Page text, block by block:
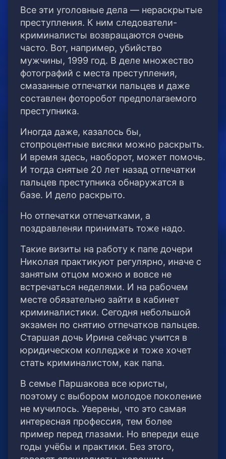
Все эти уголовные дела — нераскрытые
преступления. К ним следователи-
криминалисты возвращаются очень
часто. Вот, например, убийство
мужчины, 1999 год. В деле множество
фотографий с места преступления,
смазанные отпечатки пальцев и даже
составлен фоторобот предполагаемого
преступника.
Иногда даже, казалось бы,
стопроцентные висяки можно раскрыть.
И время здесь, наоборот, может помочь.
И тогда снятые 20 лет назад отпечатки
пальцев преступника обнаружатся в
базе. И дело раскрыто.
Но отпечатки отпечатками, а
поздравленяи принимать тоже надо.
Такие визиты на работу к папе дочери
Николая практикуют регулярно, иначе с
занятым отцом можно и вовсе не
встречаться неделями. И на рабочем
месте обязательно зайти в кабинет
криминалистики. Сегодня небольшой
экзамен по снятию отпечатков пальцев.
Старшая дочь Ирина сейчас учится в
юридическом колледже и тоже хочет
стать криминалистом, как папа.
В семье Паршакова все юристы,
поэтому с выбором молодое поколение
не мучилось. Уверены, что это самая
интересная профессия, тем более
пример перед глазами. Но впереди еще
годы учёбы и практики. Без этого,